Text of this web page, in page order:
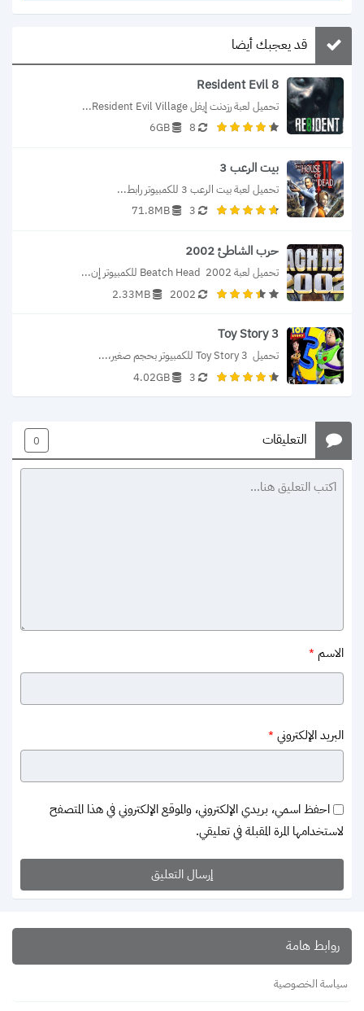
قد يعجبك أيضا
Resident Evil 8
تحميل لعبة رزدنت إيفل Resident Evil Village...
8
6GB
بيت الرعب 3
تحميل لعبة بيت الرعب 3 للكمبيوتر رابط...
3
71.8MB
حرب الشاطئ 2002
تحميل لعبة Beatch Head  2002 للكمبيوتر إن...
2002
2.33MB
Toy Story 3
تحميل  Toy Story 3 للكمبيوتر بحجم صغير،...
3
4.02GB
التعليقات 0
الاسم *
البريد الإلكتروني *
احفظ اسمي، بريدي الإلكتروني، والموقع الإلكتروني في هذا المتصفح
لاستخدامها المرة المقبلة في تعليقي.
روابط هامة
سياسة الخصوصية